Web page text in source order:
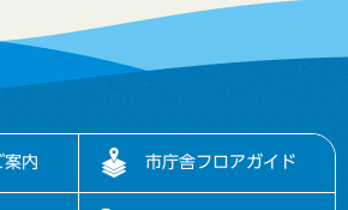
案内 市庁舎フロアガイド